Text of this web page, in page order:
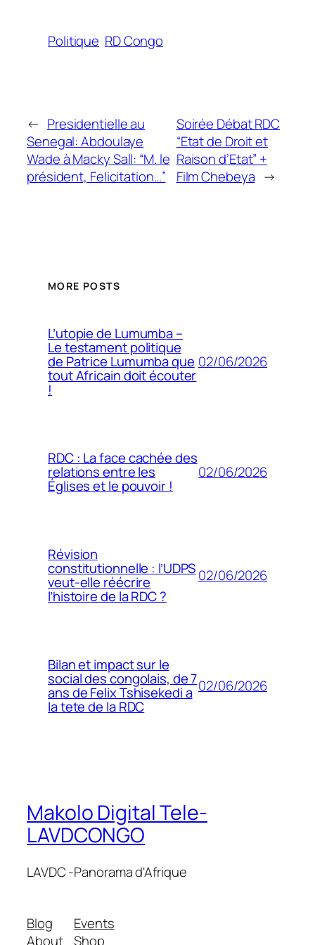
Politique RD Congo
← Presidentielle au
Senegal: Abdoulaye
Wade à Macky Sall: “M. le
président, Felicitation…”
Soirée Débat RDC
“Etat de Droit et
Raison d’Etat” +
Film Chebeya →
MORE POSTS
L’utopie de Lumumba –
Le testament politique
de Patrice Lumumba que
tout Africain doit écouter
!
02/06/2026
RDC : La face cachée des
relations entre les
Églises et le pouvoir !
02/06/2026
Révision
constitutionnelle : l’UDPS
veut-elle réécrire
l’histoire de la RDC ?
02/06/2026
Bilan et impact sur le
social des congolais, de 7
ans de Felix Tshisekedi a
la tete de la RDC
02/06/2026
Makolo Digital Tele-
LAVDCONGO
LAVDC -Panorama d'Afrique
Blog
About
Events
Shop